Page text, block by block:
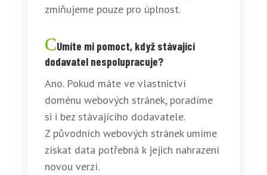
zmiňujeme pouze pro úplnost.
Umíte mi pomoct, když stávající
dodavatel nespolupracuje?
Ano. Pokud máte ve vlastnictví
doménu webových stránek, poradíme
si i bez stávajícího dodavatele.
Z původních webových stránek umíme
získat data potřebná k jejich nahrazení
novou verzí.